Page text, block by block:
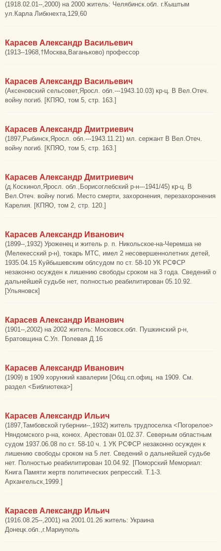
(1918.02.01--,2000) на 2000 житель: Челябинск.обл. г.Кыштым
ул.Карла Либкнехта,129,60
Карасев Александр Васильевич
(1913--1968,†Москва,Ваганьково) профессор
Карасев Александр Васильевич
(Аксеновский сельсовет,Яросл. обл.---1943.10.03) кр-ц. В Вел.Отеч.
войну погиб. [КПЯО, том 5, стр. 163.]
Карасев Александр Дмитриевич
(1897,Рыбинск,Яросл. обл.---1943.11.21) мл. сержант В Вел.Отеч.
войну погиб. [КПЯО, том 5, стр. 163.]
Карасев Александр Дмитриевич
(д.Коскинол,Яросл. обл.,Борисоглебский р-н---1941/45) кр-ц. В
Вел.Отеч. войну погиб. Место смерти, захоронения, перезахоронения
Карелия. [КПЯО, том 2, стр. 120.]
Карасев Александр Иванович
(1899--,1932) Уроженец и житель р. п. Никольское-на-Черемша не
(Мелекесский р-н), токарь МТС, имел 2 несовершеннолетних детей,
1935.04.15 Куйбышевским облсудом по ст. 58-10 УК РСФСР
незаконно осужден к лишению свободы сроком на 3 года. Сведений о
дальнейшей судьбе нет, полностью реабилитирован 05.10.92.
[Ульяновск]
Карасев Александр Иванович
(1901--,2002) на 2002 житель: Московск.обл. Пушкинский р-н,
Братовщина С.Ул. Полевая Д.16
Карасев Александр Иванович
(1909) в 1909 хорунжий кавалерии [Общ.сп.офиц. на 1909. См.
раздел <Библиотека>]
Карасев Александр Ильич
(1897,Тамбовской губернии--,1932) житель трудпоселка <Погорелое>
Няндомского р-на, конюх. Арестован 01.02.37. Северным областным
судом 1937.06.08 по ст. 58-10 ч. 1 УК РСФСР незаконно осужден к
лишению свободы сроком на 5 лет. Сведений о дальнейшей судьбе
нет. Полностью реабилитирован 10.04.92. [Поморский Мемориал:
Книга Памяти жертв политических репрессий. Т.1-3.
Архангельск,1999.]
Карасев Александр Ильич
(1916.08.25--,2001) на 2001.01.26 житель: Украина
Донецк.обл.,г.Мариуполь